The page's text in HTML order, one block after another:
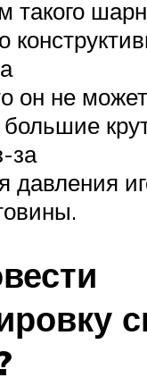
такого
он не может
большие
за
давления